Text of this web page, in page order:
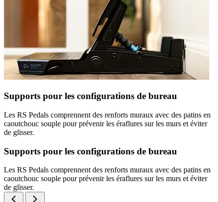
Supports pour les configurations de bureau
Les RS Pedals comprennent des renforts muraux avec des patins en
caoutchouc souple pour prévenir les éraflures sur les murs et éviter
de glisser.
Supports pour les configurations de bureau
Les RS Pedals comprennent des renforts muraux avec des patins en
caoutchouc souple pour prévenir les éraflures sur les murs et éviter
de glisser.